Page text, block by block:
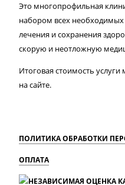
Это многопрофильная
набором всех необходимых
лечения и сохранения
скорую и неотложную
Итоговая стоимость
на сайте.
ПОЛИТИКА ОБРАБОТКИ
ОПЛАТА